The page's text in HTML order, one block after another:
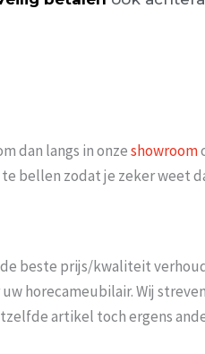
dan langs in onzeshowroom
te bellen zodat je zeker weet
beste prijs/kwaliteit
horecameubilair. Wij
artikel toch ergens